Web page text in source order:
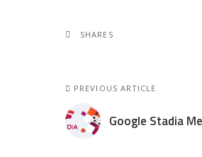
SHARES
PREVIOUS ARTICLE
Google Stadia